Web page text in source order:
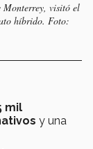
Monterrey, visitó el
híbrido. Foto:
mil
y una